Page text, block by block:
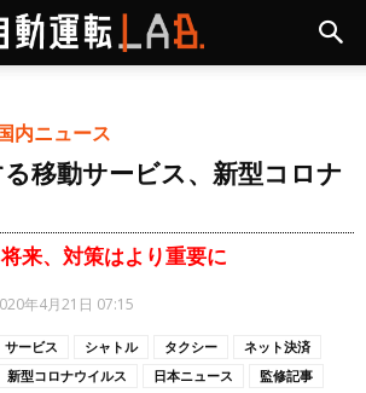
国内ニュース
る移動サービス、新型コロナ
来、対策はより重要に
年4月21日 07:15
サービス シャトル タクシー
ネット決済
新型コロナウイルス 日本ニュース
監修記事